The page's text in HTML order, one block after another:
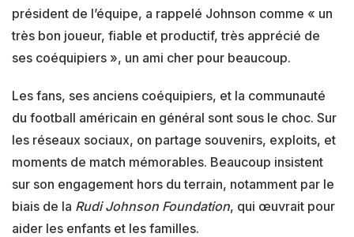
président de l’équipe, a rappelé Johnson comme « un
très bon joueur, fiable et productif, très apprécié de
ses coéquipiers », un ami cher pour beaucoup.
Les fans, ses anciens coéquipiers, et la communauté
du football américain en général sont sous le choc. Sur
les réseaux sociaux, on partage souvenirs, exploits, et
moments de match mémorables. Beaucoup insistent
sur son engagement hors du terrain, notamment par le
biais de la Rudi Johnson Foundation, qui œuvrait pour
aider les enfants et les familles.